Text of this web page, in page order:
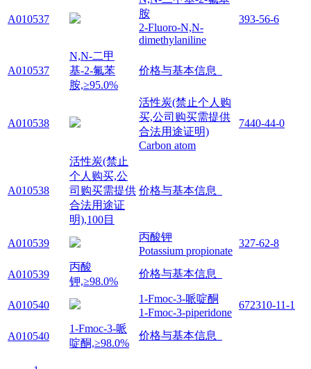
A010537
胺
2-Fluoro-N,N-
dimethylaniline
393-56-6
A010537
N,N-二甲
基-2-氟苯
胺,≥95.0%
价格与基本信息
A010538
活性炭(禁止个人购
买,公司购买需提供
合法用途证明)
Carbon atom
7440-44-0
A010538
活性炭(禁止
个人购买,公
司购买需提供
合法用途证
明),100目
价格与基本信息
A010539
丙酸钾
Potassium propionate
327-62-8
A010539
丙酸
钾,≥98.0%
价格与基本信息
A010540
1-Fmoc-3-哌啶酮
1-Fmoc-3-piperidone
672310-11-1
A010540
1-Fmoc-3-哌
啶酮,≥98.0%
价格与基本信息